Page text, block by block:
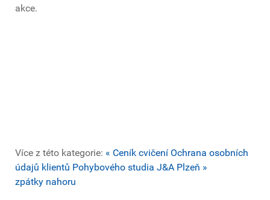
akce.
Více z této kategorie: « Ceník cvičení Ochrana osobních
údajů klientů Pohybového studia J&A Plzeň »
zpátky nahoru